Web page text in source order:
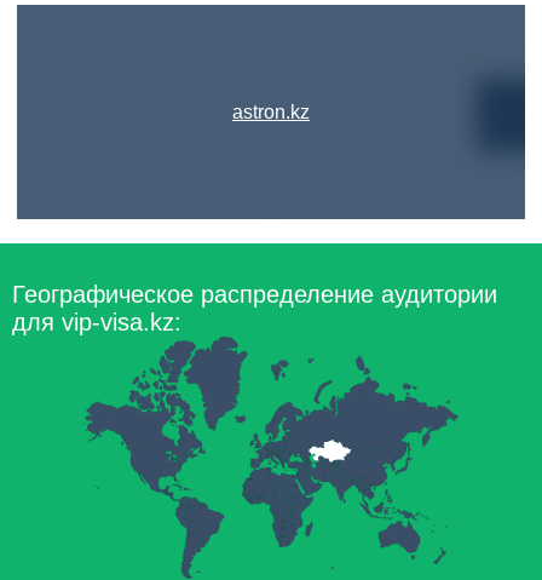
astron.kz
Географическое распределение аудитории
для vip-visa.kz: